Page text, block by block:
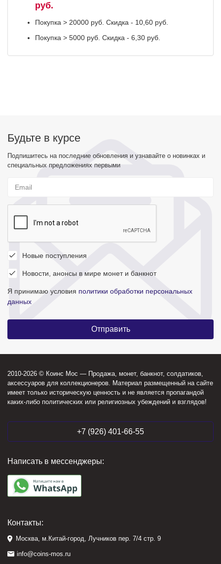
руб.
Покупка > 20000 руб. Скидка - 10,60 руб.
Покупка > 5000 руб. Скидка - 6,30 руб.
Будьте в курсе
Подпишитесь на последние обновления и узнавайте о новинках и
специальных предложениях первыми
Новые поступления
Новости, анонсы в мире монет и банкнот
Я принимаю условия политики обработки персональных
данных
2010-2026 © Коинс Мос — Продажа, монет, банкнот, солдатиков,
аксессуаров для коллекционеров. Материал размещенный на сайте
имеет только историческую ценность и не является пропагандой
каких-либо политических или религиозных убеждений и взглядов!
+7 (926) 401-66-55
Написать в мессенджеры:
Контакты:
Москва, м.Китай-город, Лучников пер. 7/4 стр. 9
info@coins-mos.ru